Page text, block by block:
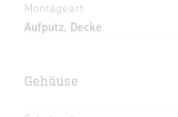
Montageart
Aufputz, Decke
Gehäuse